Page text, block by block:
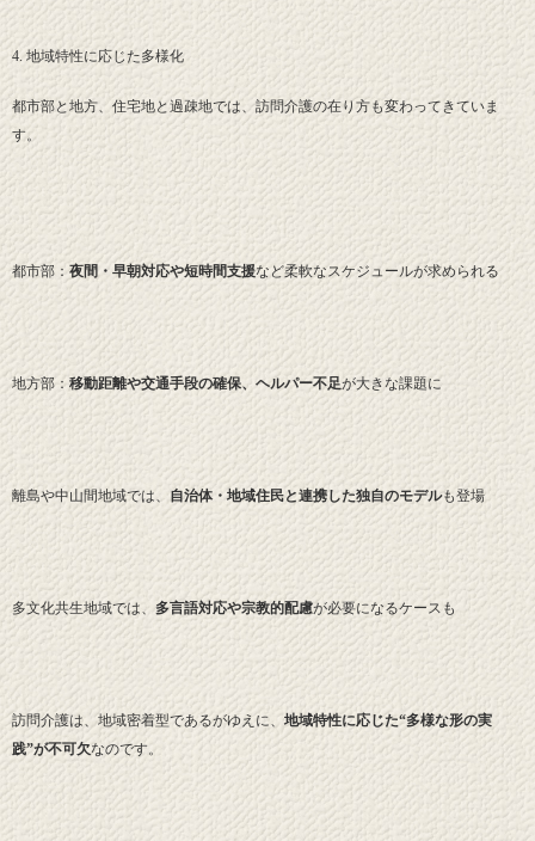
4. 地域特性に応じた多様化
都市部と地方、住宅地と過疎地では、訪問介護の在り方も変わってきていま
す。
都市部： 夜間・早朝対応や短時間支援など柔軟なスケジュールが求められる
地方部： 移動距離や交通手段の確保、ヘルパー不足が大きな課題に
離島や中山間地域では、 自治体・地域住民と連携した独自のモデルも登場
多文化共生地域では、 多言語対応や宗教的配慮が必要になるケースも
訪問介護は、地域密着型であるがゆえに、 地域特性に応じた“多様な形の実
践”が不可欠なのです。